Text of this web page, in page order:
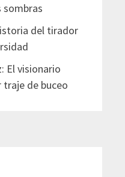
sombras
del tirador
El visionario
de buceo